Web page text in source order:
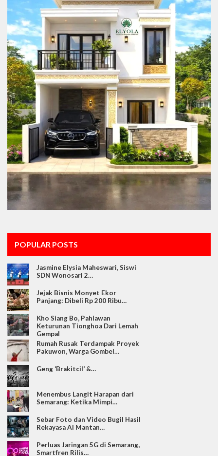
POPULAR POSTS
Jasmine Elysia Maheswari, Siswi
SDN Wonosari 2…
Jejak Bisnis Monyet Ekor
Panjang: Dibeli Rp 200 Ribu…
Kho Siang Bo, Pahlawan
Keturunan Tionghoa Dari Lemah
Gempal
Rumah Rusak Terdampak Proyek
Pakuwon, Warga Gombel…
Geng ‘Brakitcil’ &…
Menembus Langit Harapan dari
Semarang: Ketika Mimpi…
Sebar Foto dan Video Bugil Hasil
Rekayasa AI Mantan…
Perluas Jaringan 5G di Semarang,
Smartfren Rilis…